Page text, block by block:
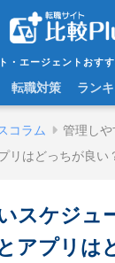
・エージェントおす
転職対策 ラン
コラム
管理し
リはどっちが良い
スケジュ
アプリは